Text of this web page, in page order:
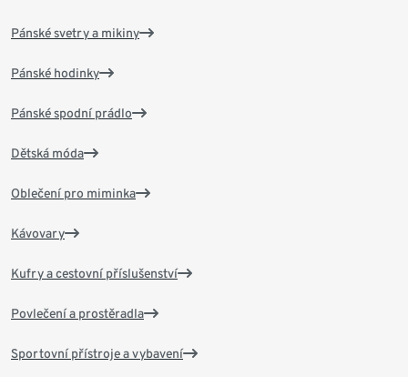
Pánské svetry a mikiny
Pánské hodinky
Pánské spodní prádlo
Dětská móda
Oblečení pro miminka
Kávovary
Kufry a cestovní příslušenství
Povlečení a prostěradla
Sportovní přístroje a vybavení